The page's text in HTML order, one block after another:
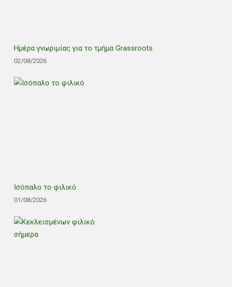
Ημέρα γνωριμίας για το τμήμα Grassroots
02/08/2026
Ισόπαλο το φιλικό
01/08/2026